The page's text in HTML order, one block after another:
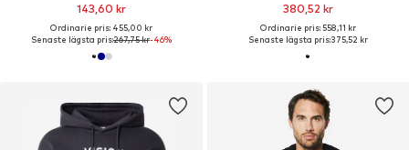
143,60 kr
Ordinarie pris: 455,00 kr
Senaste lägsta pris:267,75 kr-46%
380,52 kr
Ordinarie pris: 558,11 kr
Senaste lägsta pris:375,52 kr